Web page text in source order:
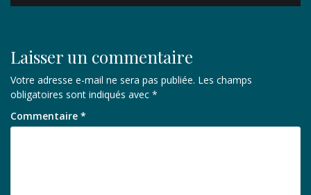
Laisser un commentaire
Votre adresse e-mail ne sera pas publiée. Les champs
obligatoires sont indiqués avec *
Commentaire *